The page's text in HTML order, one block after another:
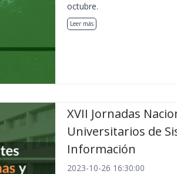
octubre.
Leer más
XVII Jornadas
Universitarios de
Información
2023-10-26 16:30:00